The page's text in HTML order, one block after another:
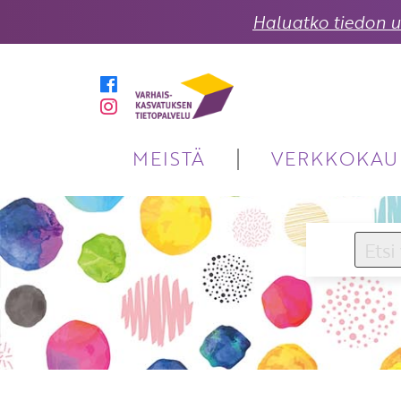
Haluatko tiedon
MEISTÄ